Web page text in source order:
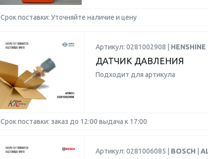
Срок поставки: Уточняйте наличие и цену
Артикул: 0281002908 | HENSHINE
ДАТЧИК ДАВЛЕНИЯ
Подходит для артикула
Срок поставки: заказ до 12:00 выдача к 17:00
Артикул: 0281006085 | BOSCH